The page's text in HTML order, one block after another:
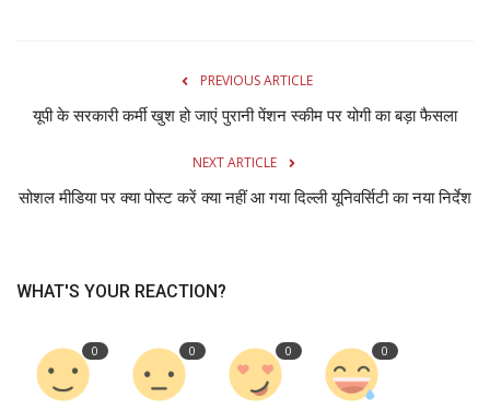
PREVIOUS ARTICLE
यूपी के सरकारी कर्मी खुश हो जाएं पुरानी पेंशन स्‍कीम पर योगी का बड़ा फैसला
NEXT ARTICLE
सोशल मीडिया पर क्या पोस्ट करें क्या नहीं आ गया दिल्ली यूनिवर्सिटी का नया निर्देश
WHAT'S YOUR REACTION?
0 0 0 0